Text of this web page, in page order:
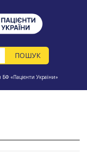
БФ «Пацієнти України»